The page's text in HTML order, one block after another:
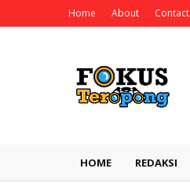
Home About Contact
HOME REDAKSI